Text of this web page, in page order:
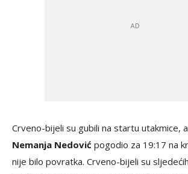
Crveno-bijeli su gubili na startu utakmice,
Nemanja Nedović pogodio za 19:17 na
nije bilo povratka. Crveno-bijeli su